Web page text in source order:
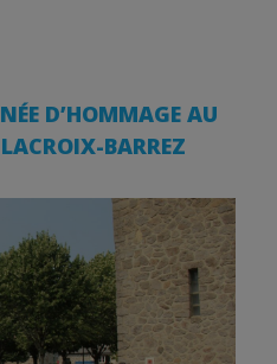
D’HOMMAGE AU
BARREZ